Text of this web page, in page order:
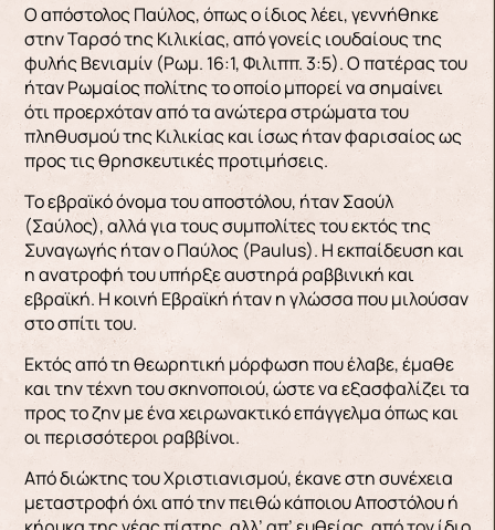
Ο απόστολος Παύλος, όπως ο ίδιος λέει, γεννήθηκε
στην Ταρσό της Κιλικίας, από γονείς ιουδαίους της
φυλής Βενιαμίν (Ρωμ. 16:1, Φιλιππ. 3:5). Ο πατέρας του
ήταν Ρωμαίος πολίτης το οποίο μπορεί να σημαίνει
ότι προερχόταν από τα ανώτερα στρώματα του
πληθυσμού της Κιλικίας και ίσως ήταν φαρισαίος ως
προς τις θρησκευτικές προτιμήσεις.
Το εβραϊκό όνομα του αποστόλου, ήταν Σαούλ
(Σαύλος), αλλά για τους συμπολίτες του εκτός της
Συναγωγής ήταν ο Παύλος (Paulus). Η εκπαίδευση και
η ανατροφή του υπήρξε αυστηρά ραββινική και
εβραϊκή. Η κοινή Εβραϊκή ήταν η γλώσσα που μιλούσαν
στο σπίτι του.
Εκτός από τη θεωρητική μόρφωση που έλαβε, έμαθε
και την τέχνη του σκηνοποιού, ώστε να εξασφαλίζει τα
προς το ζην με ένα χειρωνακτικό επάγγελμα όπως και
οι περισσότεροι ραββίνοι.
Από διώκτης του Χριστιανισμού, έκανε στη συνέχεια
μεταστροφή όχι από την πειθώ κάποιου Αποστόλου ή